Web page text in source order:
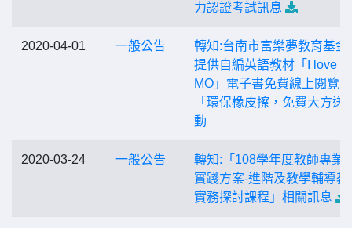
力認證考試訊息
2020-04-01 一般公告
轉知:台南市富樂夢教育基金
提供自編英語教材「I love
MO」電子書免費線上閱覽暨
「環保橡皮擦，免費大方送
動
2020-03-24 一般公告
轉知:「108學年度教師專業
實踐方案-進階及教學輔導教
實務探討課程」相關訊息